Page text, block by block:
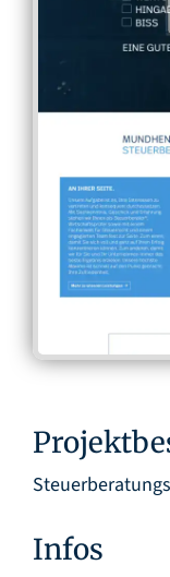
Infos